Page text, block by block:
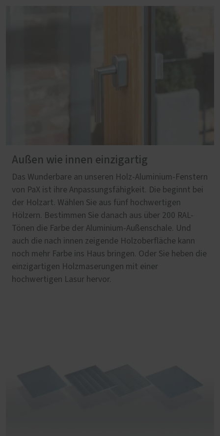
Außen wie innen einzigartig
Das Wunderbare an unseren Holz-Aluminium-Fenstern
von PaX ist ihre Anpassungsfähigkeit. Die beginnt bei
der Holzart. Wählen Sie aus fünf hochwertigen
Hölzern. Bestimmen Sie danach aus über 200 RAL-
Tönen die Farbe der Aluminium-Außenschale. Und
auch die nach innen zeigende Holzoberfläche kann
noch mehr Farbe ins Haus bringen. Oder Sie heben die
einzigartigen Holzmaserungen mit einer
hochwertigen Lasur hervor.